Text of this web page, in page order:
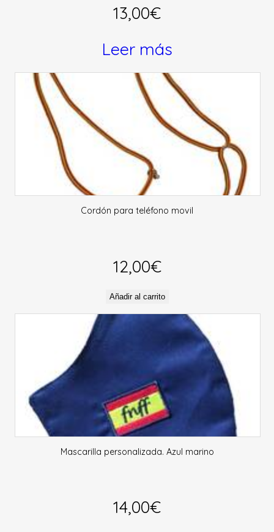
13,00€
Leer más
Cordón para teléfono movil
12,00€
Añadir al carrito
Mascarilla personalizada. Azul marino
14,00€